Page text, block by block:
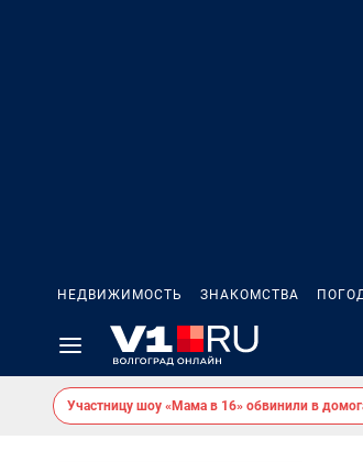
НЕДВИЖИМОСТЬ ЗНАКОМСТВА
Участницу шоу «Мама в 16» обвинили в